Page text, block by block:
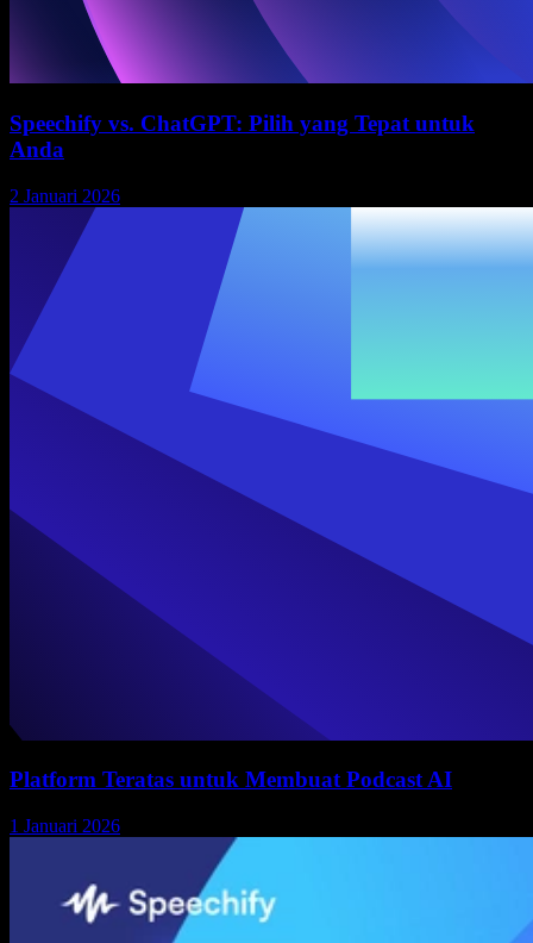
Speechify vs. ChatGPT: Pilih yang Tepat untuk
Anda
2 Januari 2026
Platform Teratas untuk Membuat Podcast AI
1 Januari 2026